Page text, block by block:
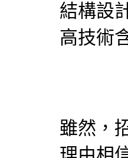
結構設
高技術
雖然，